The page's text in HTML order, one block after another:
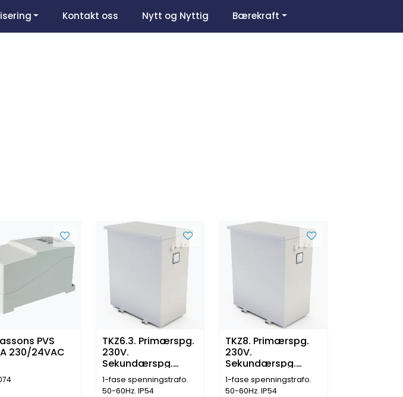
Om oss Favoritter
Kontakt oss Nytt og Nyttig Bærekraft
PVS
230/24VAC
TKZ6.3. Primærspg.
230V.
Sekundærspg.
230V. 6.3kVA
1-fase spenningstrafo.
50-60Hz. IP54
TKZ8. Primærspg.
230V.
Sekundærspg.
230V. 8kVA
1-fase spenningstrafo.
50-60Hz. IP54